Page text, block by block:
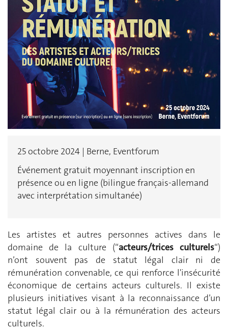
25 octobre 2024 | Berne, Eventforum
Événement gratuit moyennant inscription en
présence ou en ligne (bilingue français-allemand
avec interprétation simultanée)
Les artistes et autres personnes actives dans le
domaine de la culture (“acteurs/trices culturels“)
n’ont souvent pas de statut légal clair ni de
rémunération convenable, ce qui renforce l'insécurité
économique de certains acteurs culturels. Il existe
plusieurs initiatives visant à la reconnaissance d’un
statut légal clair ou à la rémunération des acteurs
culturels.